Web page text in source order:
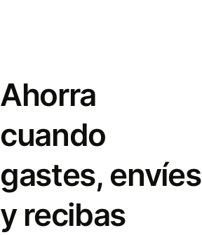
Ahorra
cuando
gastes, envíes
y recibas